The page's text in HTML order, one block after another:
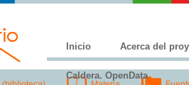
Inicio Acerca del
Caldera. OpenData